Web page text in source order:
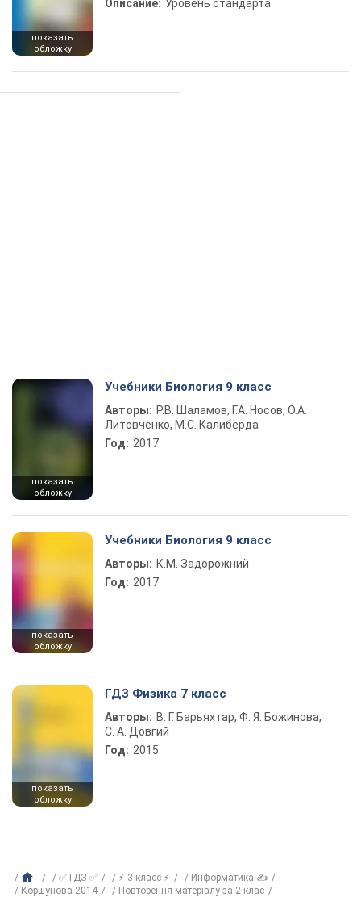
показать
обложку
Описание: Уровень стандарта
показать
обложку
Учебники Биология 9 класс
Авторы: Р.В. Шаламов, Г.А. Носов, О.А.
Литовченко, М.С. Калиберда
Год: 2017
показать
обложку
Учебники Биология 9 класс
Авторы: К.М. Задорожний
Год: 2017
показать
обложку
ГДЗ Физика 7 класс
Авторы: В. Г. Барьяхтар, Ф. Я. Божинова,
С. А. Довгий
Год: 2015
✅ ГДЗ ✅ ⚡ 3 класс ⚡
Информатика ✍
Коршунова 2014
Повторення матеріалу за 2 клас